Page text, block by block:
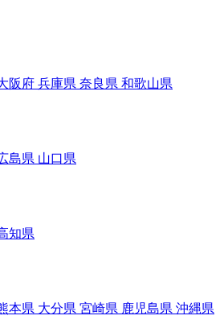
阪府 兵庫県 奈良県 和歌山県
島県 山口県
知県
本県 大分県 宮崎県 鹿児島県 沖縄県